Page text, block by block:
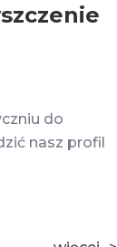
do
nasz profil